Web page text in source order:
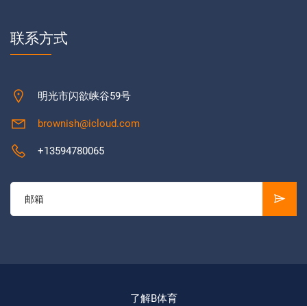
联系方式
明光市闪欲峡谷59号
brownish@icloud.com
+13594780065
了解B体育